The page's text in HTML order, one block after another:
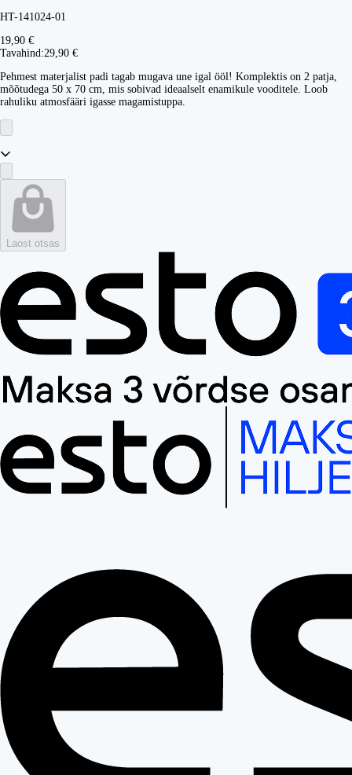
HT-141024-01
19,90 €
Tavahind:29,90 €
Pehmest materjalist padi tagab mugava une igal ööl! Komplektis on 2 patja,
mõõtudega 50 x 70 cm, mis sobivad ideaalselt enamikule vooditele. Loob
rahuliku atmosfääri igasse magamistuppa.
Laost otsas